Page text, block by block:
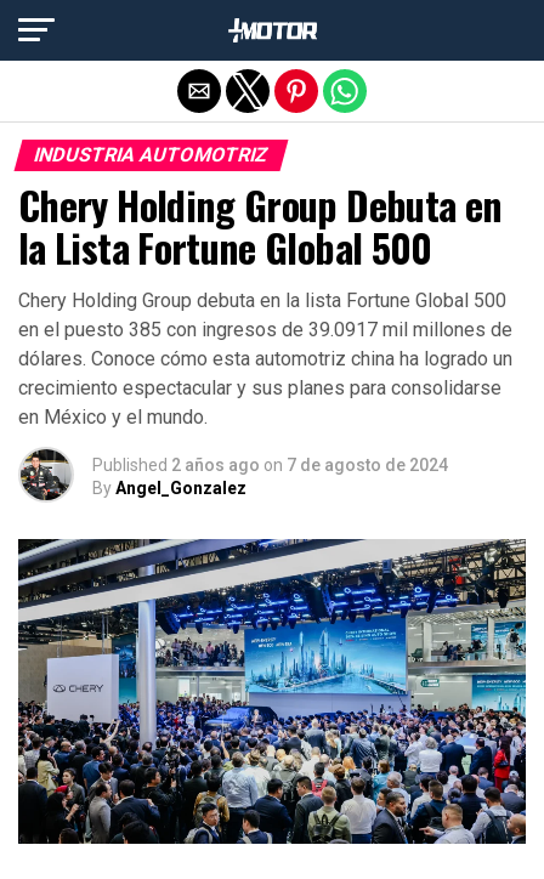
INDUSTRIA AUTOMOTRIZ
Chery Holding Group Debuta en
la Lista Fortune Global 500
Chery Holding Group debuta en la lista Fortune Global 500
en el puesto 385 con ingresos de 39.0917 mil millones de
dólares. Conoce cómo esta automotriz china ha logrado un
crecimiento espectacular y sus planes para consolidarse
en México y el mundo.
Published 2 años ago on 7 de agosto de 2024
ByAngel_Gonzalez
Salir de la versión móvil